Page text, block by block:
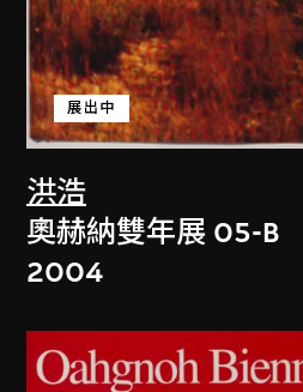
洪浩
展出中
奧赫納雙年展 05-B
2004